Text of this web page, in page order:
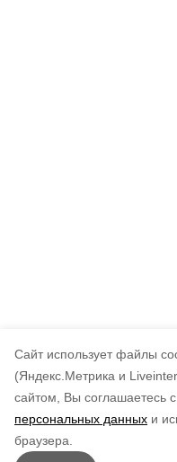
Cайт использует файлы
(Яндекс.Метрика и
сайтом, Вы соглашаетесь с
персональных данных и
браузера.